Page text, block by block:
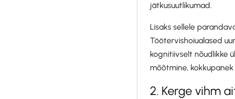
jätkusuutlikumad.
Lisaks sellele
Töötervishoiualased
kognitiivselt nõudlikke
mõõtmine,
2. Kerge vihm